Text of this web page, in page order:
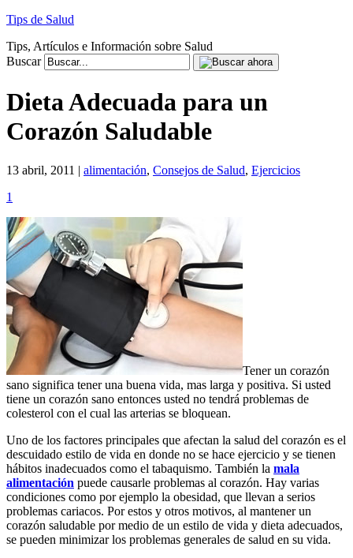
Tips de Salud
Tips, Artículos e Información sobre Salud
Buscar
Dieta Adecuada para un
Corazón Saludable
13 abril, 2011 | alimentación, Consejos de Salud, Ejercicios
1
Tener un corazón
sano significa tener una buena vida, mas larga y positiva. Si usted
tiene un corazón sano entonces usted no tendrá problemas de
colesterol con el cual las arterias se bloquean.
Uno de los factores principales que afectan la salud del corazón es el
descuidado estilo de vida en donde no se hace ejercicio y se tienen
hábitos inadecuados como el tabaquismo. También la mala
alimentación puede causarle problemas al corazón. Hay varias
condiciones como por ejemplo la obesidad, que llevan a serios
problemas cariacos. Por estos y otros motivos, al mantener un
corazón saludable por medio de un estilo de vida y dieta adecuados,
se pueden minimizar los problemas generales de salud en su vida.